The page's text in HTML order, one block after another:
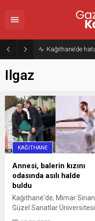
Ilgaz
KAĞITHANE
Annesi, balerin kızını
odasında asılı halde
buldu
Kağıthane'de, Mimar Sinan
Güzel Sanatlar Üniversitesi